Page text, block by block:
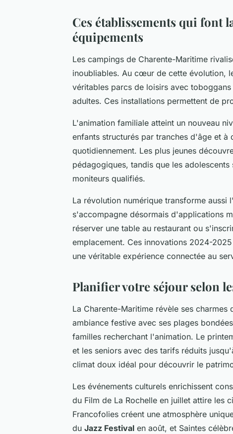
Ces établissements qui font
équipements
Les campings de Charente-Maritime
inoubliables. Au cœur de cette évolution,
véritables parcs de loisirs avec
adultes. Ces installations permettent de
L'animation familiale atteint un nouveau
enfants structurés par tranches d'âge et
quotidiennement. Les plus jeunes
pédagogiques, tandis que les
moniteurs qualifiés.
La révolution numérique transforme aussi
s'accompagne désormais d'applications
réserver une table au restaurant ou
emplacement. Ces innovations 2024-
une véritable expérience connectée au
Planifier votre séjour selon
La Charente-Maritime révèle ses
ambiance festive avec ses plages
familles recherchant l'animation. Le
et les seniors avec des tarifs réduits
climat doux idéal pour découvrir le
Les événements culturels enrichissent
du Film de La Rochelle en juillet attire les
Francofolies créent une atmosphère
du Jazz Festival en août, et Saintes